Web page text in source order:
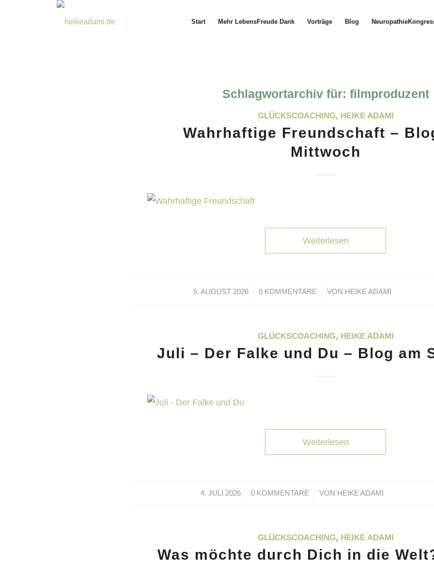
Start Mehr LebensFreude Dank Vorträge Blog
Schlagwortarchiv für: filmproduzent
GLÜCKSCOACHING, HEIKE ADAMI
Wahrhaftige Freundschaft –
Mittwoch
Weiterlesen
5. AUGUST 2026
/ 0 KOMMENTARE
/ VON HEIKE ADAMI
GLÜCKSCOACHING, HEIKE ADAMI
Juli – Der Falke und Du – Blog am
Weiterlesen
4. JULI 2026
/ 0 KOMMENTARE
/ VON HEIKE ADAMI
GLÜCKSCOACHING, HEIKE ADAMI
Was möchte durch Dich in die